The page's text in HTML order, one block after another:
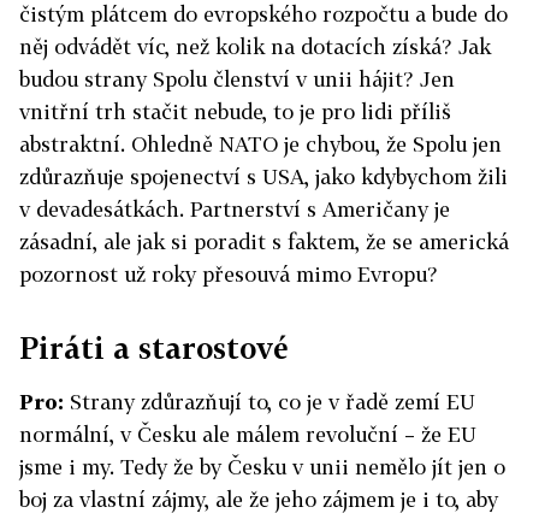
čistým plátcem do evropského rozpočtu a bude do
něj odvádět víc, než kolik na dotacích získá? Jak
budou strany Spolu členství v unii hájit? Jen
vnitřní trh stačit nebude, to je pro lidi příliš
abstraktní. Ohledně NATO je chybou, že Spolu jen
zdůrazňuje spojenectví s USA, jako kdybychom žili
v devadesátkách. Partnerství s Američany je
zásadní, ale jak si poradit s faktem, že se americká
pozornost už roky přesouvá mimo Evropu?
Piráti a starostové
Pro: Strany zdůrazňují to, co je v řadě zemí EU
normální, v Česku ale málem revoluční – že EU
jsme i my. Tedy že by Česku v unii nemělo jít jen o
boj za vlastní zájmy, ale že jeho zájmem je i to, aby